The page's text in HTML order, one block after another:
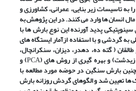
بهتاسیسات زیر بنایی، عمرانی، کشاورزی و
انسان ها وارد می کنند. در این پژوهش به
پدید آورنده این نوع بارش ها با
به گردشی و با استفاده ازآمار ایستگاه های
( گته ده، دهدر، دیزان، سنکرانچال،
زیدشت) و بهره گیری از روش های (PCA) و
بارش سنگین در حوضه مورد مطالعه با
ها تعیین شد و الگوهای گردش روزانه بارش